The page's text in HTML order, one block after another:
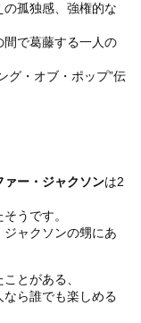
孤独感、強権的な
で葛藤する一人の
・オブ・ポップ”伝
ァー・ジャクソンは2
うです。
ャクソンの甥にあ
とがある、
ら誰でも楽しめる